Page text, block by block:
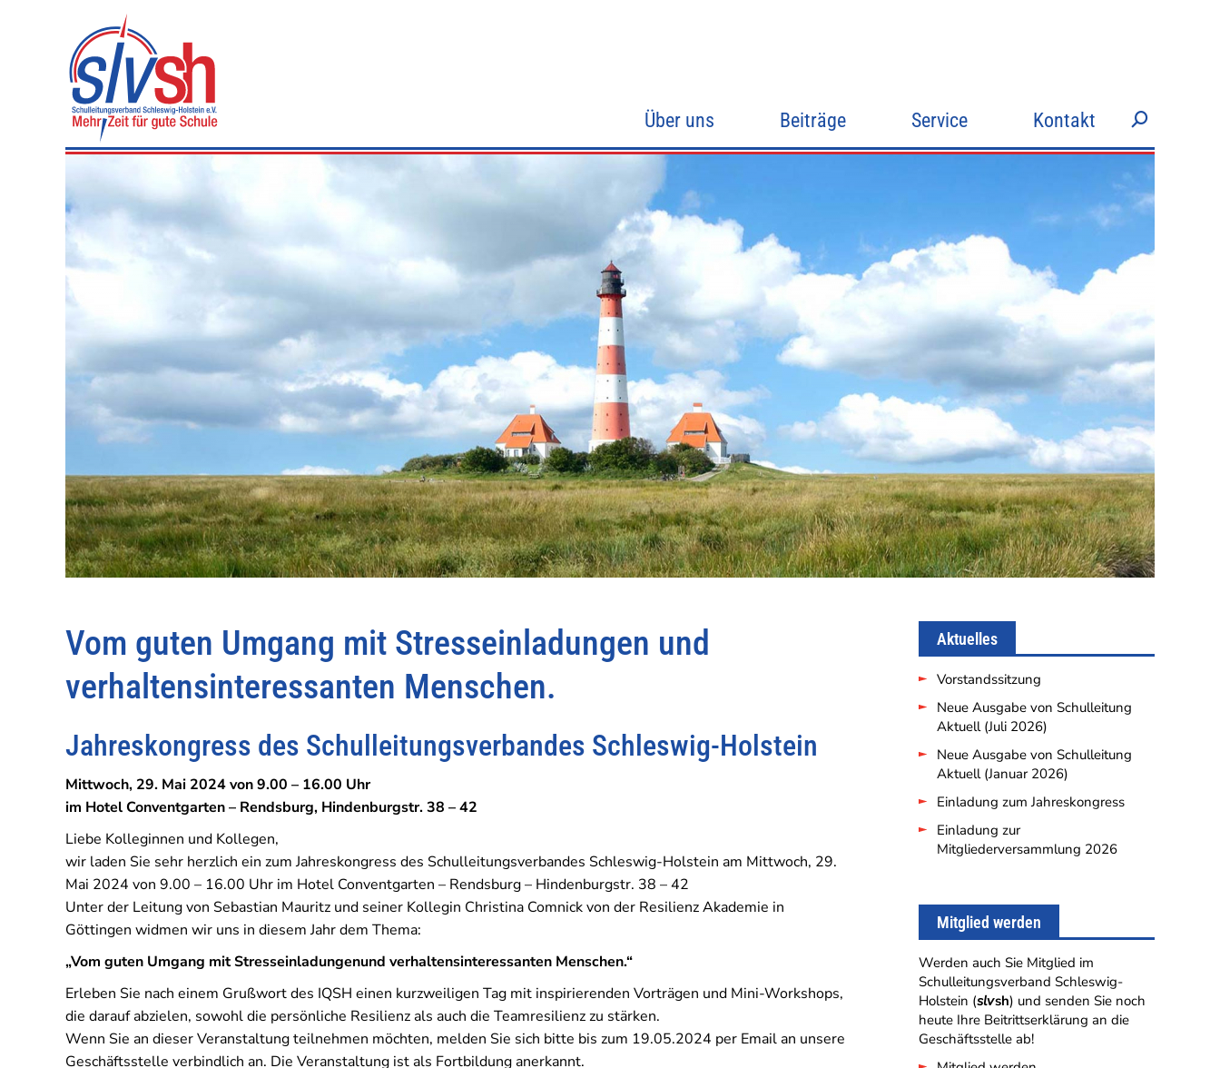
Über uns Beiträge Service Kontakt Search:
Vom guten Umgang mit Stresseinladungen und
verhaltensinteressanten Menschen.
Jahreskongress des Schulleitungsverbandes Schleswig-Holstein
Mittwoch, 29. Mai 2024 von 9.00 – 16.00 Uhr
im Hotel Conventgarten – Rendsburg, Hindenburgstr. 38 – 42
Liebe Kolleginnen und Kollegen,
wir laden Sie sehr herzlich ein zum Jahreskongress des Schulleitungsverbandes Schleswig-Holstein am Mittwoch, 29.
Mai 2024 von 9.00 – 16.00 Uhr im Hotel Conventgarten – Rendsburg – Hindenburgstr. 38 – 42
Unter der Leitung von Sebastian Mauritz und seiner Kollegin Christina Comnick von der Resilienz Akademie in
Göttingen widmen wir uns in diesem Jahr dem Thema:
„Vom guten Umgang mit Stresseinladungenund verhaltensinteressanten Menschen.“
Erleben Sie nach einem Grußwort des IQSH einen kurzweiligen Tag mit inspirierenden Vorträgen und Mini-Workshops,
die darauf abzielen, sowohl die persönliche Resilienz als auch die Teamresilienz zu stärken.
Wenn Sie an dieser Veranstaltung teilnehmen möchten, melden Sie sich bitte bis zum 19.05.2024 per Email an unsere
Geschäftsstelle verbindlich an. Die Veranstaltung ist als Fortbildung anerkannt.
Aktuelles
Vorstandssitzung
Neue Ausgabe von Schulleitung
Aktuell (Juli 2026)
Neue Ausgabe von Schulleitung
Aktuell (Januar 2026)
Einladung zum Jahreskongress
Einladung zur
Mitgliederversammlung 2026
Mitglied werden
Werden auch Sie Mitglied im
Schulleitungsverband Schleswig-
Holstein (slvsh) und senden Sie noch
heute Ihre Beitrittserklärung an die
Geschäftsstelle ab!